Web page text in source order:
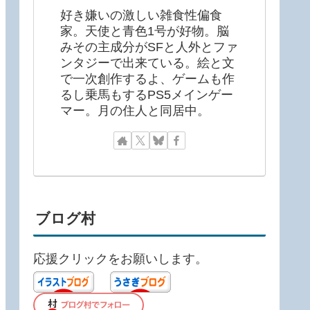
好き嫌いの激しい雑食性偏食
家。天使と青色1号が好物。脳
みその主成分がSFと人外とファ
ンタジーで出来ている。絵と文
で一次創作するよ、ゲームも作
るし乗馬もするPS5メインゲー
マー。月の住人と同居中。
ブログ村
応援クリックをお願いします。